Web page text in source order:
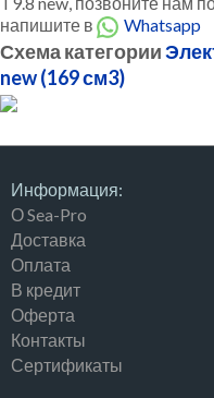
напишите в
Whatsapp
Схема категории
new (169 см3)
Информация:
О Sea-Pro
Доставка
Оплата
В кредит
Оферта
Контакты
Сертификаты